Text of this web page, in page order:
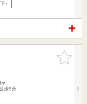
）
お気に入
りに追加
歩5分